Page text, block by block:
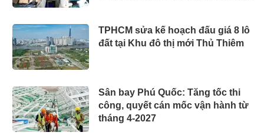
TPHCM sửa kế hoạch đấu giá 8 lô
đất tại Khu đô thị mới Thủ Thiêm
Sân bay Phú Quốc: Tăng tốc thi
công, quyết cán mốc vận hành từ
tháng 4-2027